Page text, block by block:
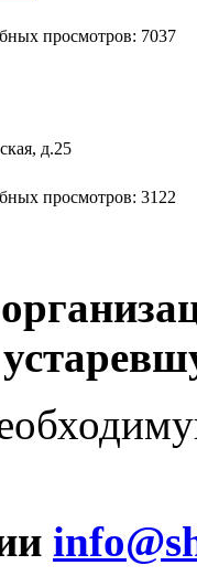
просмотров: 7037
д.25
просмотров: 3122